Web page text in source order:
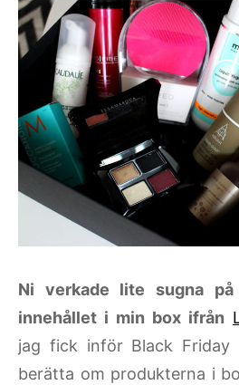
Ni verkade lite sugna
innehållet i min box ifrån
jag fick inför Black Friday
berätta om produkterna i